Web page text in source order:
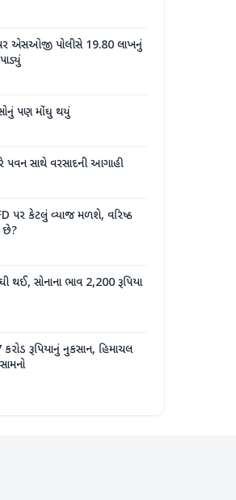
એસઓજી પોલીસે 19.80 લાખનું
સોનું પણ મોંઘુ થયું
સાથે વરસાદની આગાહી
પર કેટલું વ્યાજ મળશે, વરિષ્ઠ
છે?
થઈ, સોનાના ભાવ 2,200 રૂપિયા
કરોડ રૂપિયાનું નુકસાન, હિમાચલ